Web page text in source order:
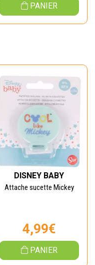
PANIER
DISNEY BABY
Attache sucette Mickey
4,99€
PANIER